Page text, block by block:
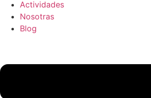
Actividades
Nosotras
Blog